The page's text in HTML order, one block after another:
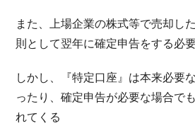
また、上場企業の株式等で売却し
則として翌年に確定申告をする必
しかし、『特定口座』は本来必要
ったり、確定申告が必要な場合で
れてくる